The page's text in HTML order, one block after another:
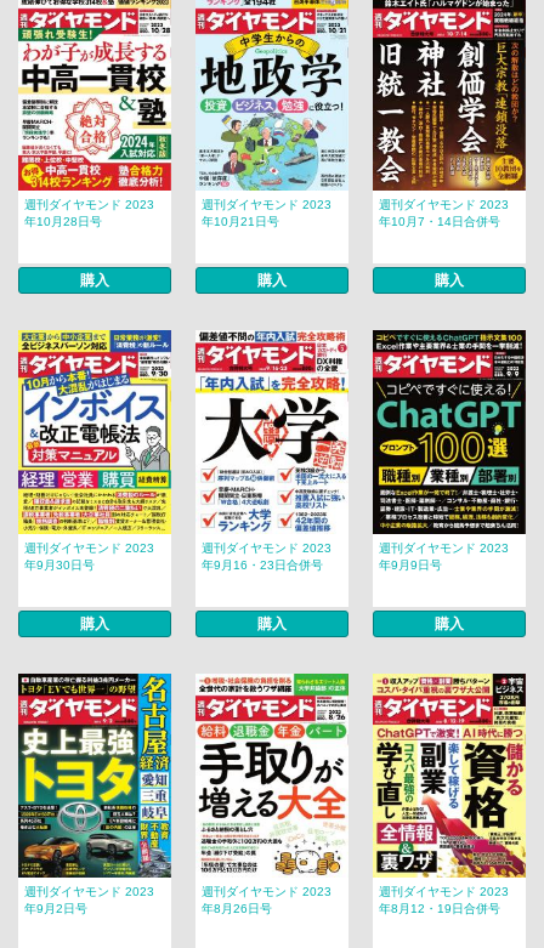
週刊ダイヤモンド 2023
年10月28日号
購入
週刊ダイヤモンド 2023
年10月21日号
購入
週刊ダイヤモンド 2023
年10月7・14日合併号
購入
週刊ダイヤモンド 2023
年9月30日号
購入
週刊ダイヤモンド 2023
年9月16・23日合併号
購入
週刊ダイヤモンド 2023
年9月9日号
購入
週刊ダイヤモンド 2023
年9月2日号
週刊ダイヤモンド 2023
年8月26日号
週刊ダイヤモンド 2023
年8月12・19日合併号